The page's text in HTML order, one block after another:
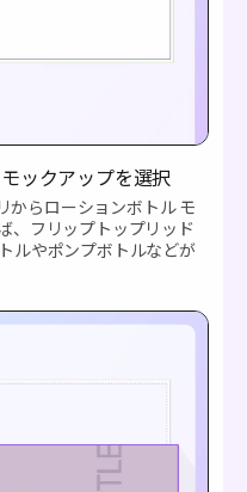
ックアップを選択
からローションボトル モ
、フリップトップリッド
ルやポンプボトルなどが